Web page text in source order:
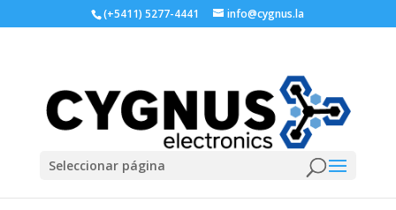
(+5411) 5277-4441 info@cygnus.la
Seleccionar página